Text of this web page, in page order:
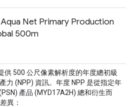
Aqua Net Primary Production
500m
供 500 公尺像素解析度的年度總初級
力 (NPP) 資訊。年度 NPP 是從指定年
產品 (MYD17A2H) 總和衍生而
異：